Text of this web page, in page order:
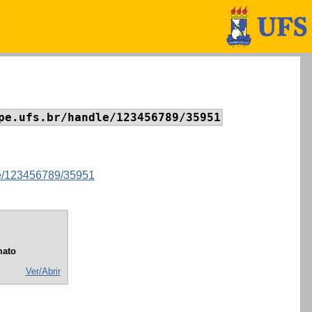
handle/123456789/35951
123456789/35951
Ver/Abrir